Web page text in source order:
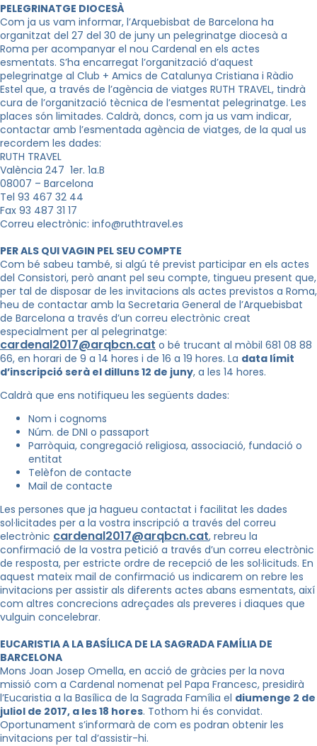
PELEGRINATGE DIOCESÀ
Com ja us vam informar, l’Arquebisbat de Barcelona ha
organitzat del 27 del 30 de juny un pelegrinatge diocesà a
Roma per acompanyar el nou Cardenal en els actes
esmentats. S’ha encarregat l’organització d’aquest
pelegrinatge al Club + Amics de Catalunya Cristiana i Ràdio
Estel que, a través de l’agència de viatges RUTH TRAVEL, tindrà
cura de l’organització tècnica de l’esmentat pelegrinatge. Les
places són limitades. Caldrà, doncs, com ja us vam indicar,
contactar amb l’esmentada agència de viatges, de la qual us
recordem les dades:
RUTH TRAVEL
València 247 1er. 1a.B
08007 – Barcelona
Tel 93 467 32 44
Fax 93 487 31 17
Correu electrònic: info@ruthtravel.es
PER ALS QUI VAGIN PEL SEU COMPTE
Com bé sabeu també, si algú té previst participar en els actes
del Consistori, però anant pel seu compte, tingueu present que,
per tal de disposar de les invitacions als actes previstos a Roma,
heu de contactar amb la Secretaria General de l’Arquebisbat
de Barcelona a través d’un correu electrònic creat
especialment per al pelegrinatge:
cardenal2017@arqbcn.cat o bé trucant al mòbil 681 08 88
66, en horari de 9 a 14 hores i de 16 a 19 hores. La data límit
d’inscripció serà el dilluns 12 de juny, a les 14 hores.
Caldrà que ens notifiqueu les següents dades:
Nom i cognoms
Núm. de DNI o passaport
Parròquia, congregació religiosa, associació, fundació o
entitat
Telèfon de contacte
Mail de contacte
Les persones que ja hagueu contactat i facilitat les dades
sol·licitades per a la vostra inscripció a través del correu
electrònic cardenal2017@arqbcn.cat, rebreu la
confirmació de la vostra petició a través d’un correu electrònic
de resposta, per estricte ordre de recepció de les sol·licituds. En
aquest mateix mail de confirmació us indicarem on rebre les
invitacions per assistir als diferents actes abans esmentats, així
com altres concrecions adreçades als preveres i diaques que
vulguin concelebrar.
EUCARISTIA A LA BASÍLICA DE LA SAGRADA FAMÍLIA DE
BARCELONA
Mons Joan Josep Omella, en acció de gràcies per la nova
missió com a Cardenal nomenat pel Papa Francesc, presidirà
l’Eucaristia a la Basílica de la Sagrada Família el diumenge 2 de
juliol de 2017, a les 18 hores. Tothom hi és convidat.
Oportunament s’informarà de com es podran obtenir les
invitacions per tal d’assistir-hi.